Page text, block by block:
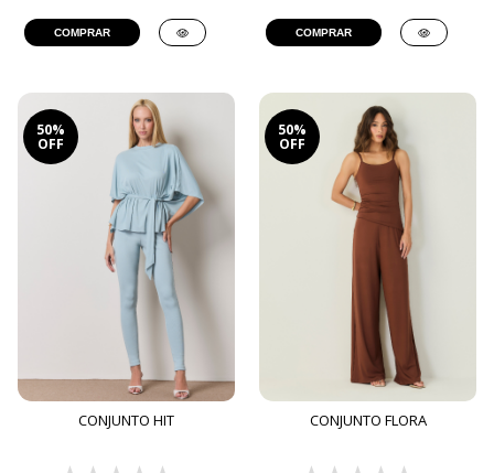
COMPRAR COMPRAR
50%
OFF
CONJUNTO HIT
50%
OFF
CONJUNTO FLORA